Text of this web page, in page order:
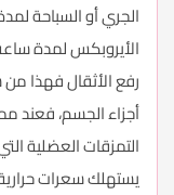
الأيروبكس لمدة
رفع الأثقال فهذا
أجزاء الجسم، فعند
التمزقات العضلية
يستهلك سعرات